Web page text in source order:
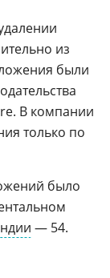
из
были
В компании
только по
было
— 54.